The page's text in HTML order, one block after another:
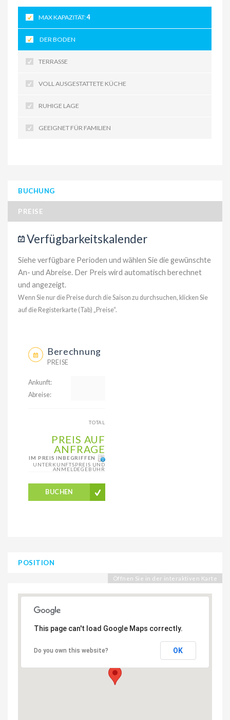
MAX KAPAZITÄT:4
DER BODEN
TERRASSE
VOLL AUSGESTATTETE KÜCHE
RUHIGE LAGE
GEEIGNET FÜR FAMILIEN
BUCHUNG
PREISE
Verfügbarkeitskalender
Siehe verfügbare Perioden und wählen Sie die gewünschte
An- und Abreise. Der Preis wird automatisch berechnet
und angezeigt.
Wenn Sie nur die Preise durch die Saison zu durchsuchen, klicken Sie
auf die Registerkarte (Tab) „Preise“.
Berechnung
PREISE
Ankunft:
Abreise:
TOTAL
PREIS AUF
ANFRAGE
IM PREIS INBEGRIFFEN
UNTERKUNFTSPREIS UND
ANMELDEGEBÜHR
BUCHEN
POSITION
Öffnen Sie in der interaktiven Karte
This page can't load Google Maps correctly.
Do you own this website? OK